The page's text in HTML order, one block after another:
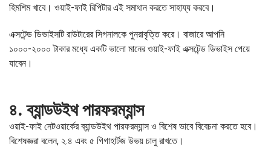
হিমশিম খাবে। ওয়াই-ফাই রিপিটার এই সমাধান করতে সাহায্য করবে।
এক্সটেন্ড ডিভাইসটি রাউটারের সিগনালকে পুনরাবৃত্তি করে। বাজারে আপনি
১০০০-২০০০ টাকার মধ্যে একটি ভালো মানের ওয়াই-ফাই এক্সটেন্ড ডিভাইস পেয়ে
যাবেন।
৪. ব্যান্ডউইথ পারফরম্যান্স
ওয়াই-ফাই নেটওয়ার্কের ব্যান্ডউইথ পারফরম্যান্স ও বিশেষ ভাবে বিবেচনা করতে হবে।
বিশেষজ্ঞরা বলেন, ২.৪ এবং ৫ গিগাহার্টজ উভয় চালু রাখতে।